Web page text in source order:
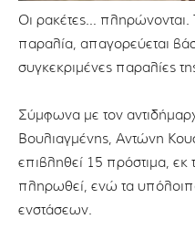
Οι ρακέτες…
παραλία, απαγορεύεται
συγκεκριμένες παραλίες της
Σύμφωνα με τον
Βουλιαγμένης, Αντώνη
επιβληθεί 15 πρόστιμα,
πληρωθεί, ενώ τα
ενστάσεων.